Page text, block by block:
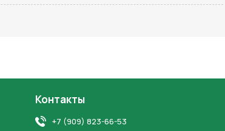
Контакты
+7 (909) 823-66-53
Нажимая на кнопку “Отправить заявку”,